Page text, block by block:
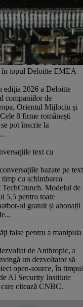
în topul Deloitte EMEA
ediția 2026 a Deloitte
companiilor de
Orientul Mijlociu și
8 firme românești
pot înscrie la
text cu
bazate pe text
cu schimbarea
Modelul de
5.5 pentru toate
ul gratuit și abonații
false pentru a manipula
de Anthropic, a
un dezvoltator să
open-source, în timpul
AI Security Institute
citează CNBC.